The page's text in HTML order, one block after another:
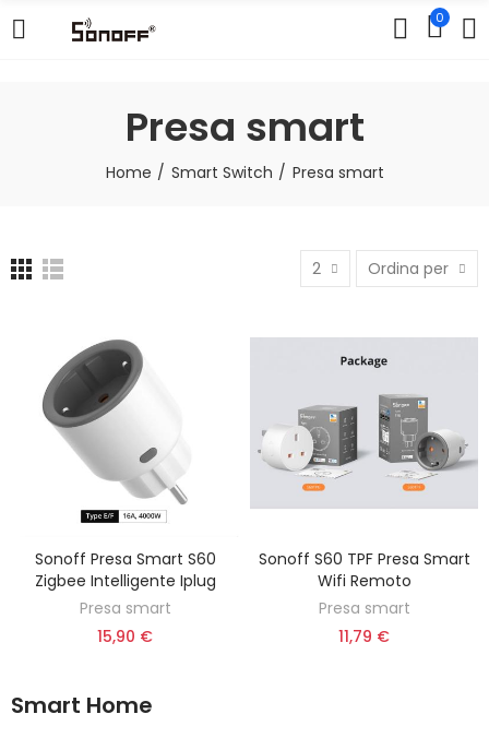
0
Presa smart
Home Smart Switch Presa smart
2 Ordina per
AGGIUNGI AL CARRELLO
Sonoff Presa Smart S60
Zigbee Intelligente Iplug
Presa smart
15,90 €
AGGIUNGI AL CARRELLO
Sonoff S60 TPF Presa Smart
Wifi Remoto
Presa smart
11,79 €
Smart Home